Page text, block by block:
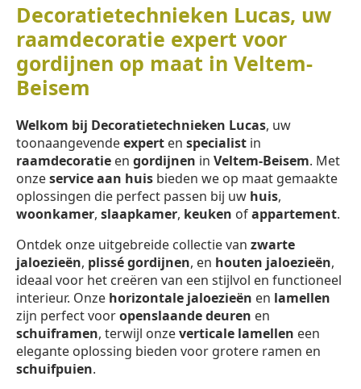
Decoratietechnieken Lucas, uw
raamdecoratie expert voor
gordijnen op maat in Veltem-
Beisem
Welkom bij Decoratietechnieken Lucas, uw
toonaangevendeexpert en specialist in
raamdecoratie en gordijnen in Veltem-Beisem. Met
onzeservice aan huis bieden we op maat gemaakte
oplossingen die perfect passen bij uw huis,
woonkamer, slaapkamer, keuken ofappartement.
Ontdek onze uitgebreide collectie van zwarte
jaloezieën, plissé gordijnen, en houten jaloezieën,
ideaal voor het creëren van een stijlvol en functioneel
interieur. Onze horizontale jaloezieën en lamellen
zijn perfect vooropenslaande deuren en
schuiframen, terwijl onzeverticale lamellen een
elegante oplossing bieden voor grotere ramen en
schuifpuien.